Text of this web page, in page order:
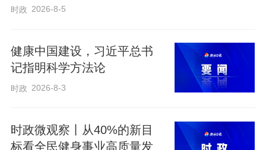
老家？”习近平总书记问得十分细致。
习近平总书记说：“快递现在成为城市的流
们，很不容易。我也很关注你们。希望你
们生活得好、工作得好。”
时政 2026-8-5
健康中国建设，习近平总书
记指明科学方法论
时政 2026-8-3
时政微观察丨从40%的新目
标看全民健身事业高质量发